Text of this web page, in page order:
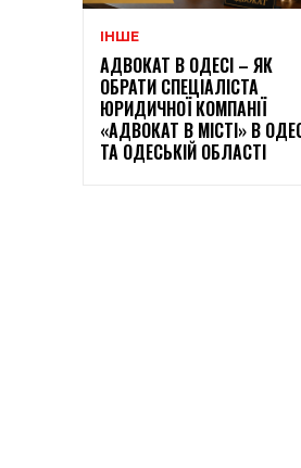
ІНШЕ
АДВОКАТ В ОДЕСІ – ЯК
ОБРАТИ СПЕЦІАЛІСТА
ЮРИДИЧНОЇ КОМПАНІЇ
«АДВОКАТ В МІСТІ» В
ТА ОДЕСЬКІЙ ОБЛАСТІ